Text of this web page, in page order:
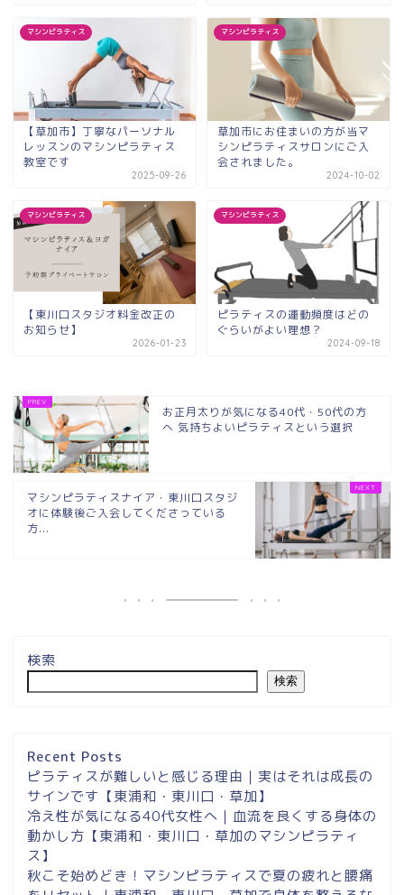
マシンピラティス
【草加市】丁寧なパーソナル
レッスンのマシンピラティス
教室です
2025-09-26
マシンピラティス
草加市にお住まいの方が当マ
シンピラティスサロンにご入
会されました。
2024-10-02
マシンピラティス
【東川口スタジオ料金改正の
お知らせ】
2026-01-23
マシンピラティス
ピラティスの運動頻度はどの
ぐらいがよい理想？
2024-09-18
お正月太りが気になる40代・50代の方
へ 気持ちよいピラティスという選択
マシンピラティスナイア・東川口スタジ
オに体験後ご入会してくださっている
方...
検索
検索
Recent Posts
ピラティスが難しいと感じる理由｜実はそれは成長の
サインです【東浦和・東川口・草加】
冷え性が気になる40代女性へ｜血流を良くする身体の
動かし方【東浦和・東川口・草加のマシンピラティ
ス】
秋こそ始めどき！マシンピラティスで夏の疲れと腰痛
内
東浦和スタジオ予約
東浦和｜大人女性のための
マシンピラティススタジオ